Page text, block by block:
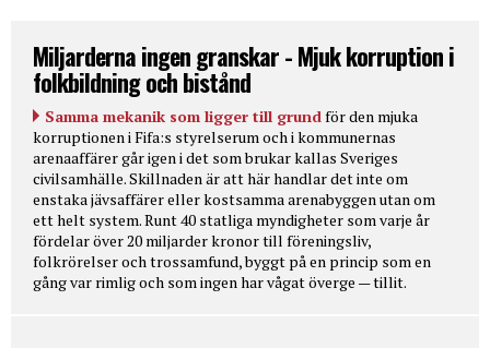
Miljarderna ingen granskar - Mjuk korruption i
folkbildning och bistånd
Samma mekanik som ligger till grund för den mjuka
korruptionen i Fifa:s styrelserum och i kommunernas
arenaaffärer går igen i det som brukar kallas Sveriges
civilsamhälle. Skillnaden är att här handlar det inte om
enstaka jävsaffärer eller kostsamma arenabyggen utan om
ett helt system. Runt 40 statliga myndigheter som varje år
fördelar över 20 miljarder kronor till föreningsliv,
folkrörelser och trossamfund, byggt på en princip som en
gång var rimlig och som ingen har vågat överge — tillit.